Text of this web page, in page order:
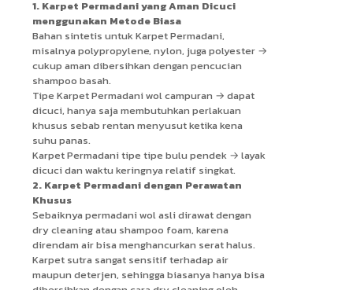
1. Karpet Permadani yang Aman Dicuci
menggunakan Metode Biasa
Bahan sintetis untuk Karpet Permadani,
misalnya polypropylene, nylon, juga polyester →
cukup aman dibersihkan dengan pencucian
shampoo basah.
Tipe Karpet Permadani wol campuran → dapat
dicuci, hanya saja membutuhkan perlakuan
khusus sebab rentan menyusut ketika kena
suhu panas.
Karpet Permadani tipe tipe bulu pendek → layak
dicuci dan waktu keringnya relatif singkat.
2. Karpet Permadani dengan Perawatan
Khusus
Sebaiknya permadani wol asli dirawat dengan
dry cleaning atau shampoo foam, karena
direndam air bisa menghancurkan serat halus.
Karpet sutra sangat sensitif terhadap air
maupun deterjen, sehingga biasanya hanya bisa